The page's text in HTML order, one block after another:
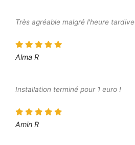
Très agréable malgré l'heure tardive
Alma R
Installation terminé pour 1 euro !
Amin R